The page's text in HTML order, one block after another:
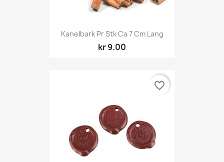
Kanelbark Pr Stk Ca 7 Cm Lang
kr 9.00
favorite_border